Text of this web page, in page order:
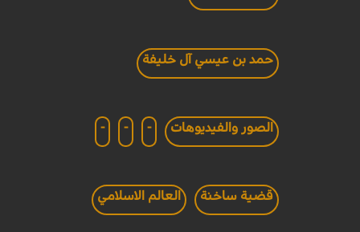
حمد بن عيسي آل خليفة
الصور والفيديوهات -
-
-
قضية ساخنة العالم الاسلامي